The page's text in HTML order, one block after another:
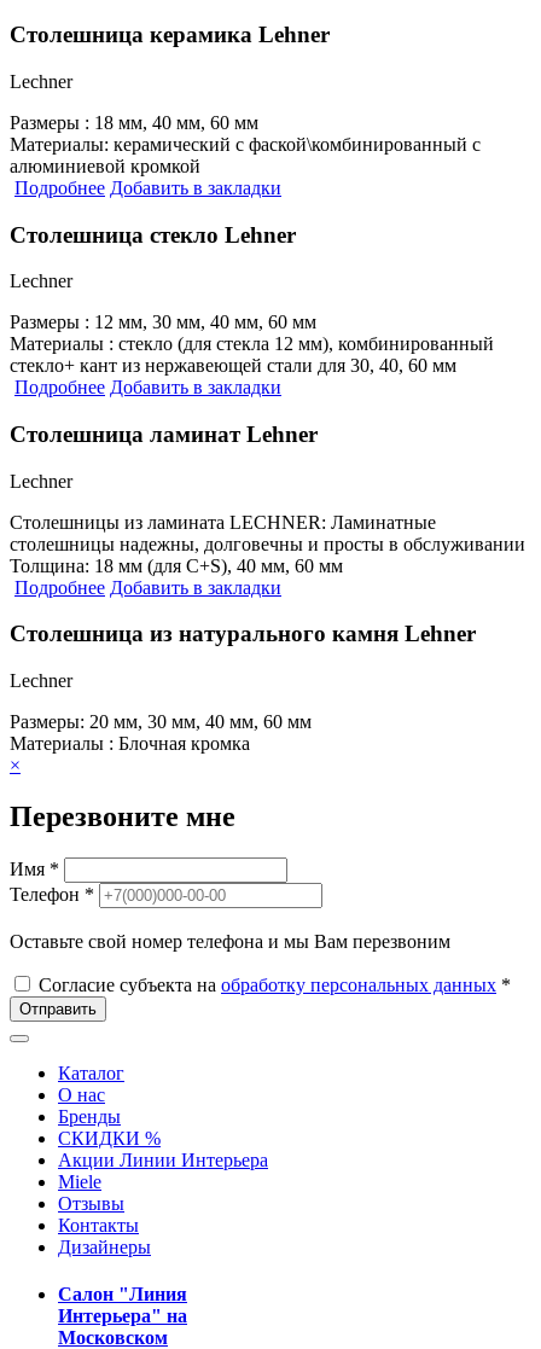
Столешница керамика Lehner
Lechner
Размеры : 18 мм, 40 мм, 60 мм
Материалы: керамический с фаской\комбинированный с
алюминиевой кромкой
Подробнее Добавить в закладки
Столешница стекло Lehner
Lechner
Размеры : 12 мм, 30 мм, 40 мм, 60 мм
Материалы : стекло (для стекла 12 мм), комбинированный
стекло+ кант из нержавеющей стали для 30, 40, 60 мм
Подробнее Добавить в закладки
Столешница ламинат Lehner
Lechner
Столешницы из ламината LECHNER: Ламинатные
столешницы надежны, долговечны и просты в обслуживании
Толщина: 18 мм (для C+S), 40 мм, 60 мм
Подробнее Добавить в закладки
Столешница из натурального камня Lehner
Lechner
Размеры: 20 мм, 30 мм, 40 мм, 60 мм
Материалы : Блочная кромка
×
Перезвоните мне
Имя *
Телефон *
Оставьте свой номер телефона и мы Вам перезвоним
Согласие субъекта на обработку персональных данных *
Отправить
Каталог
О нас
Бренды
СКИДКИ %
Акции Линии Интерьера
Miele
Отзывы
Контакты
Дизайнеры
Салон "Линия
Интерьера" на
Московском